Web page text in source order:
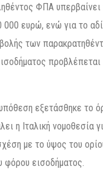
ΦΠΑ υπερβαίνει
000 ευρώ, ενώ για το
των
προβλέπεται
εξετάσθηκε το
η Ιταλική νομοθεσία
με το ύψος του
φόρου εισοδήματος.